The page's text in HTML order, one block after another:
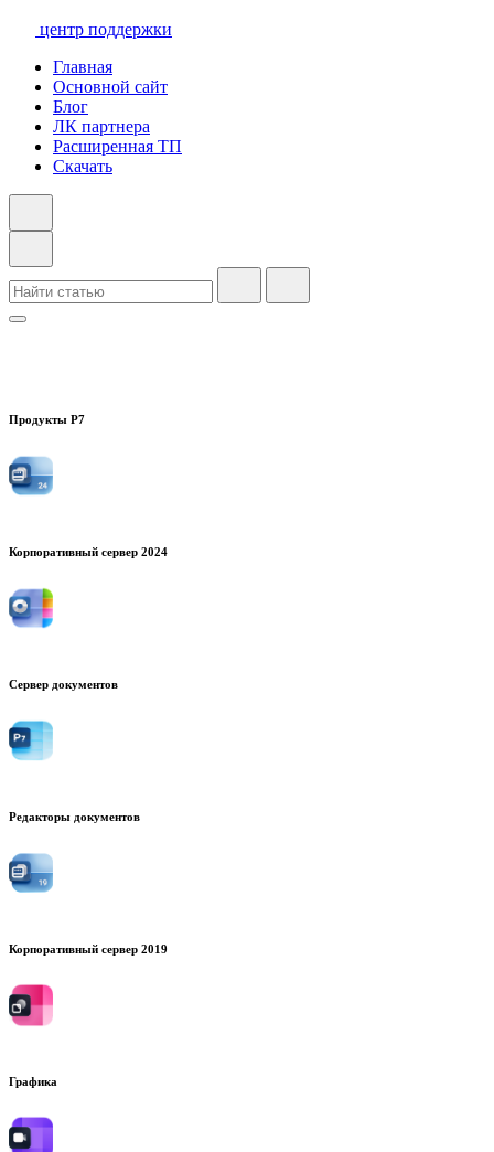
центр поддержки
Главная
Основной сайт
Блог
ЛК партнера
Расширенная ТП
Скачать
Продукты Р7
Корпоративный сервер 2024
Сервер документов
Редакторы документов
Корпоративный сервер 2019
Графика